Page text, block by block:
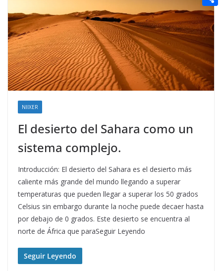
NIIXER
El desierto del Sahara como un
sistema complejo.
Introducción: El desierto del Sahara es el desierto más
caliente más grande del mundo llegando a superar
temperaturas que pueden llegar a superar los 50 grados
Celsius sin embargo durante la noche puede decaer hasta
por debajo de 0 grados. Este desierto se encuentra al
norte de África que paraSeguir Leyendo
Seguir Leyendo
n
g
e
e
r
e
r
e
s
t
a
i
l
e
d
i
C
o
m
p
a
r